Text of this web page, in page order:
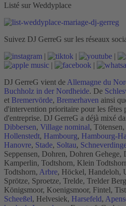
Listé sur Weddyplace
Suivez DJ GerreG sur les réseaux
|
|
|
|
|
DJ GerreG vient de Allemagne du
Buchholz in der Nordheide. De
et Bremervörde, Bremerhaven ainsi
d'intervention prioritaire pour les fêtes
d'entreprise. DJ GerreG a déjà mixé
Dibbersen, Village nominal, Tötensen,
Hollenstedt, Hambourg, Hambourg-
Hanovre, Stade, Soltau,
Seppensen, Dohren, Dohren Gehege,
Kamperlin, Todtshorn, Klein
Todtshorn, Arbre, Höckel, Handeloh,
Sprötze, Sproetze, Trelde, Trelder
Königsmoor, Koenigsmoor, Fintel,
Scheeßel, Helvesiek, Harsefeld,